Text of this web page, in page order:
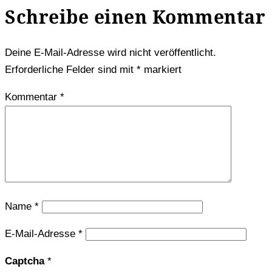
Schreibe einen Kommentar
Deine E-Mail-Adresse wird nicht veröffentlicht.
Erforderliche Felder sind mit * markiert
Kommentar *
Name *
E-Mail-Adresse *
Captcha *